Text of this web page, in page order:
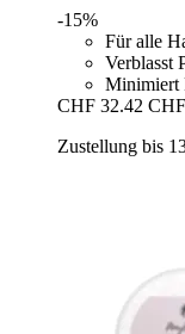
-15%
Für alle
Verblasst
Minimiert
CHF 32.42
Zustellung bis